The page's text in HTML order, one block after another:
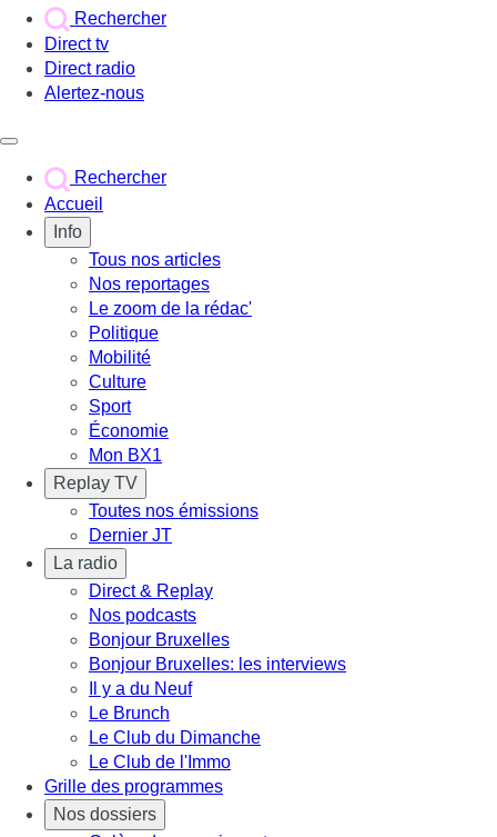
Rechercher
Direct tv
Direct radio
Alertez-nous
Rechercher
Accueil
Info
Tous nos articles
Nos reportages
Le zoom de la rédac'
Politique
Mobilité
Culture
Sport
Économie
Mon BX1
Replay TV
Toutes nos émissions
Dernier JT
La radio
Direct & Replay
Nos podcasts
Bonjour Bruxelles
Bonjour Bruxelles: les interviews
Il y a du Neuf
Le Brunch
Le Club du Dimanche
Le Club de l'Immo
Grille des programmes
Nos dossiers